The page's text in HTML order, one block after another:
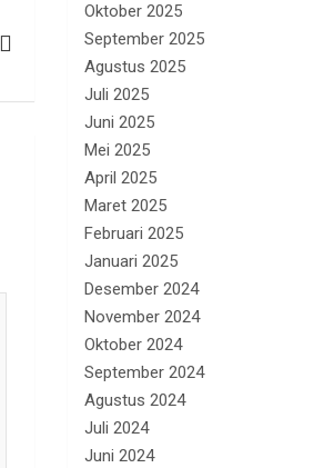
Oktober 2025
September 2025
Agustus 2025
Juli 2025
Juni 2025
Mei 2025
April 2025
Maret 2025
Februari 2025
Januari 2025
Desember 2024
November 2024
Oktober 2024
September 2024
Agustus 2024
Juli 2024
Juni 2024